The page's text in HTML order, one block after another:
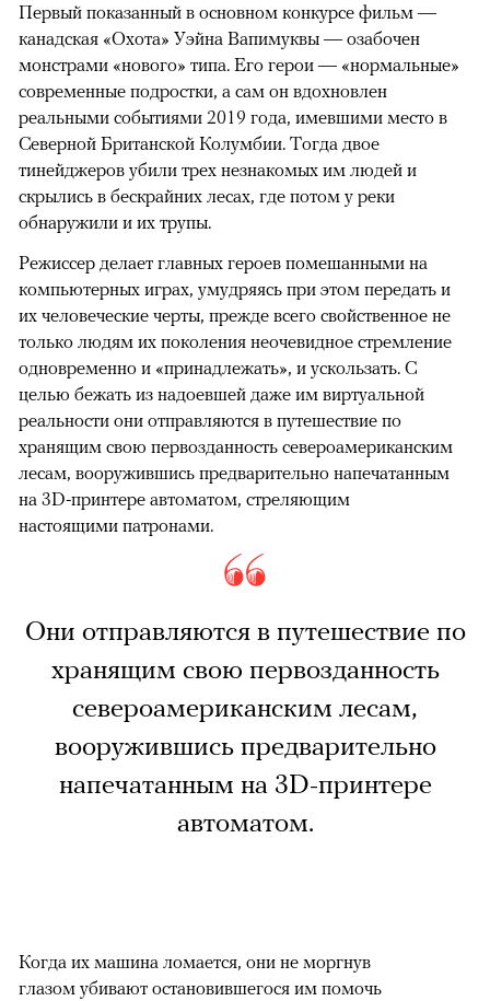
Первый показанный в основном конкурсе фильм —
канадская «Охота» Уэйна Вапимуквы — озабочен
монстрами «нового» типа. Его герои — «нормальные»
современные подростки, а сам он вдохновлен
реальными событиями 2019 года, имевшими место в
Северной Британской Колумбии. Тогда двое
тинейджеров убили трех незнакомых им людей и
скрылись в бескрайних лесах, где потом у реки
обнаружили и их трупы.
Режиссер делает главных героев помешанными на
компьютерных играх, умудряясь при этом передать и
их человеческие черты, прежде всего свойственное не
только людям их поколения неочевидное стремление
одновременно и «принадлежать», и ускользать. С
целью бежать из надоевшей даже им виртуальной
реальности они отправляются в путешествие по
хранящим свою первозданность североамериканским
лесам, вооружившись предварительно напечатанным
на 3D-принтере автоматом, стреляющим
настоящими патронами.
Они отправляются в путешествие по
хранящим свою первозданность
североамериканским лесам,
вооружившись предварительно
напечатанным на 3D-принтере
автоматом.
Когда их машина ломается, они не моргнув
глазом убивают остановившегося им помочь